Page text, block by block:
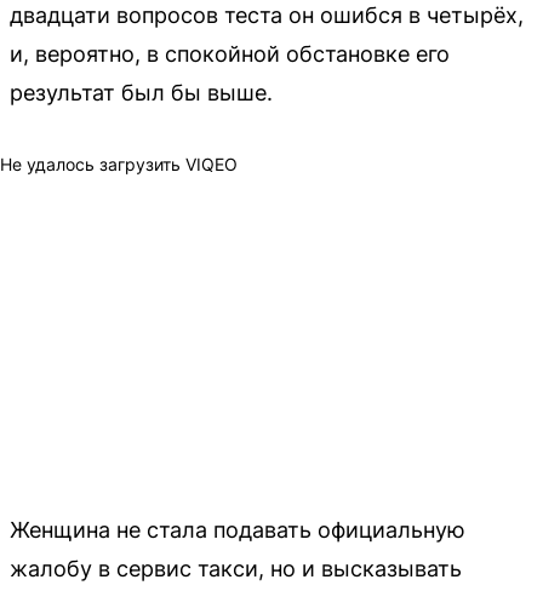
двадцати вопросов теста он ошибся в четырёх,
и, вероятно, в спокойной обстановке его
результат был бы выше.
Не удалось загрузить VIQEO
Женщина не стала подавать официальную
жалобу в сервис такси, но и высказывать